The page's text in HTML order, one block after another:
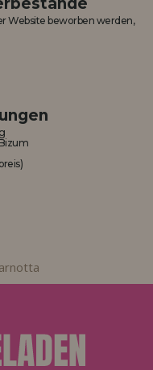
Website beworben werden,